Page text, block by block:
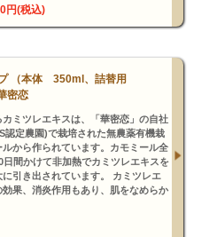
円(税込)
（本体 350ml、詰替用
密恋
カミツレエキスは、「華密恋」の自社
認定農園)で栽培された無農薬有機栽
ルから作られています。カモミール全
日間かけて非加熱でカミツレエキスを
引き出されています。 カミツレエ
果、消炎作用もあり、肌をなめらか